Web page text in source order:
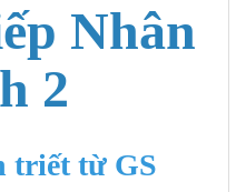
Nhân
2
triết từ GS